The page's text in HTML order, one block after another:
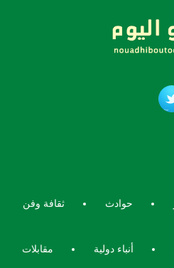
حوادث ثقافة وفن
أنباء دولية مقابلات